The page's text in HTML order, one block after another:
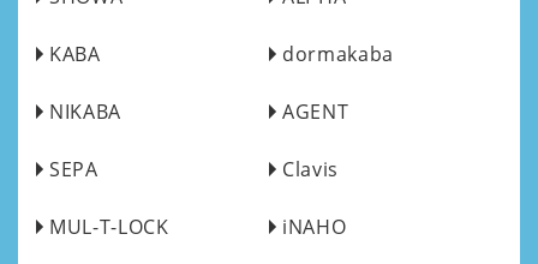
KABA dormakaba
NIKABA AGENT
SEPA Clavis
MUL-T-LOCK iNAHO